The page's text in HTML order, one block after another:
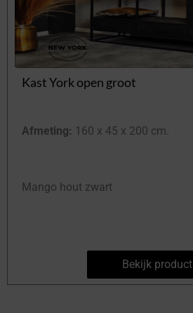
Kast York open groot
Afmeting: 160 x 45 x 200 cm.
Mango hout zwart
Bekijk product